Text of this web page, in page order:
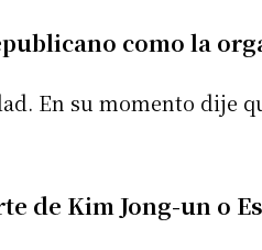
como la
En su momento dije
de Kim Jong-un o